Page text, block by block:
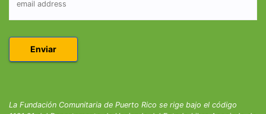
La Fundación Comunitaria de Puerto Rico se rige bajo el código